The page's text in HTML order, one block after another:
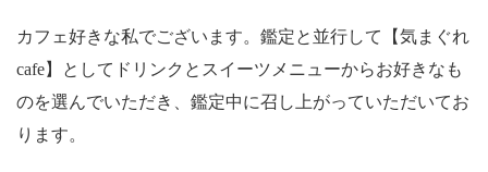
カフェ好きな私でございます。鑑定と並行して【気まぐれ
cafe】としてドリンクとスイーツメニューからお好きなも
のを選んでいただき、鑑定中に召し上がっていただいてお
ります。